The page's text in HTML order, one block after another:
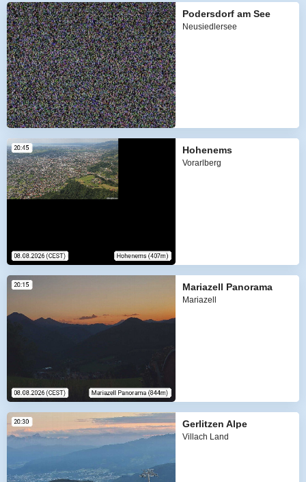
Podersdorf am See
Neusiedlersee
Hohenems
Vorarlberg
Mariazell Panorama
Mariazell
Gerlitzen Alpe
Villach Land